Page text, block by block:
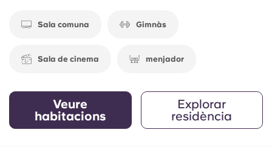
Sala comuna Gimnàs
Sala de cinema menjador
Veure
habitacions
Explorar
residència